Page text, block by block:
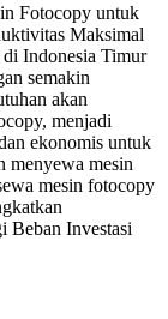
Fotocopy untuk
Maksimal
di Indonesia Timur
semakin
akan
menjadi
ekonomis untuk
menyewa mesin
mesin fotocopy
Beban Investasi